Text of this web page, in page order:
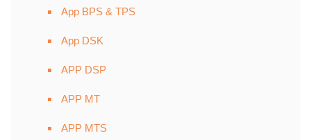
App BPS & TPS
App DSK
APP DSP
APP MT
APP MTS